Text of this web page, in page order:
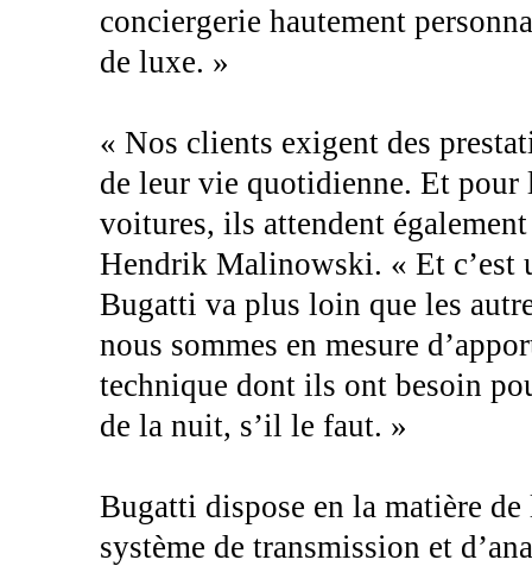
conciergerie hautement
de luxe. »
« Nos clients exigent des
de leur vie quotidienne. Et
voitures, ils attendent
Hendrik Malinowski. « Et c’est
Bugatti va plus loin que les
nous sommes en mesure
technique dont ils ont besoin
de la nuit, s’il le faut. »
Bugatti dispose en la matière de
système de transmission et